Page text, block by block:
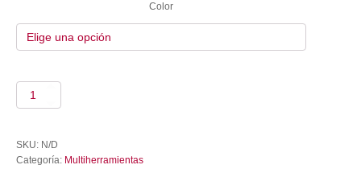
Color
Multiherramienta
Leatherman
+
cantidad
SKU: N/D
Categoría: Multiherramientas